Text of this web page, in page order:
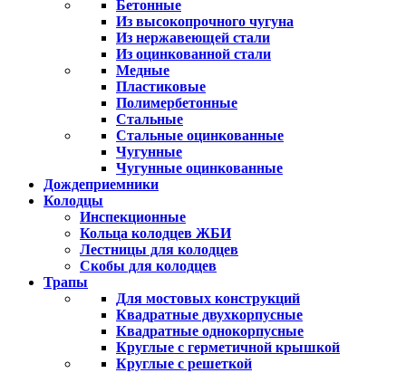
Бетонные
Из высокопрочного чугуна
Из нержавеющей стали
Из оцинкованной стали
Медные
Пластиковые
Полимербетонные
Стальные
Стальные оцинкованные
Чугунные
Чугунные оцинкованные
Дождеприемники
Колодцы
Инспекционные
Кольца колодцев ЖБИ
Лестницы для колодцев
Скобы для колодцев
Трапы
Для мостовых конструкций
Квадратные двухкорпусные
Квадратные однокорпусные
Круглые с герметичной крышкой
Круглые с решеткой